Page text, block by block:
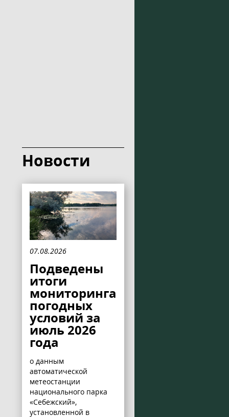
Новости
07.08.2026
Подведены
итоги
мониторинга
погодных
условий за
июль 2026
года
о данным
автоматической
метеостанции
национального парка
«Себежский»,
установленной в